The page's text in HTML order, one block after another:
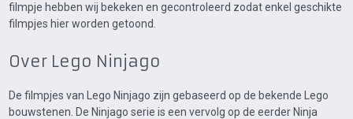
filmpje hebben wij bekeken en gecontroleerd zodat enkel geschikte
filmpjes hier worden getoond.
Over Lego Ninjago
De filmpjes van Lego Ninjago zijn gebaseerd op de bekende Lego
bouwstenen. De Ninjago serie is een vervolg op de eerder Ninja